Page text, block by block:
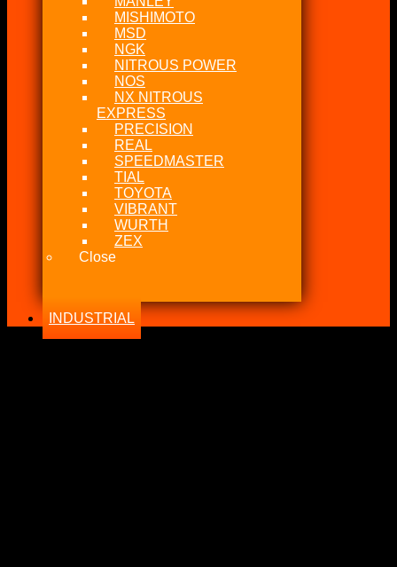
MISHIMOTO
MSD
NGK
NITROUS POWER
NOS
NX NITROUS
EXPRESS
PRECISION
REAL
SPEEDMASTER
TIAL
TOYOTA
VIBRANT
WURTH
ZEX
Close
INDUSTRIAL